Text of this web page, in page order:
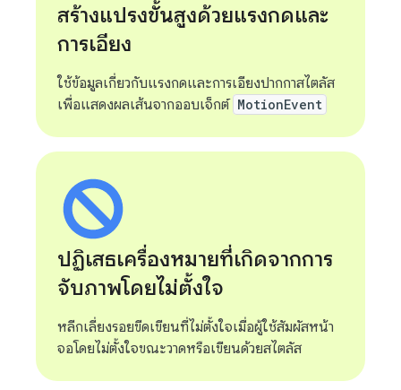
สร้างแปรงขั้นสูงด้วยแรงกดและ
การเอียง
ใช้ข้อมูลเกี่ยวกับแรงกดและการเอียงปากกาสไตลัส
เพื่อแสดงผลเส้นจากออบเจ็กต์ MotionEvent
ปฏิเสธเครื่องหมายที่เกิดจากการ
จับภาพโดยไม่ตั้งใจ
หลีกเลี่ยงรอยขีดเขียนที่ไม่ตั้งใจเมื่อผู้ใช้สัมผัสหน้า
จอโดยไม่ตั้งใจขณะวาดหรือเขียนด้วยสไตลัส